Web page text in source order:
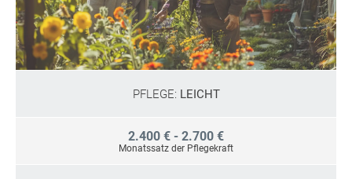
PFLEGE: LEICHT
2.400 € - 2.700 €
Monatssatz der Pflegekraft